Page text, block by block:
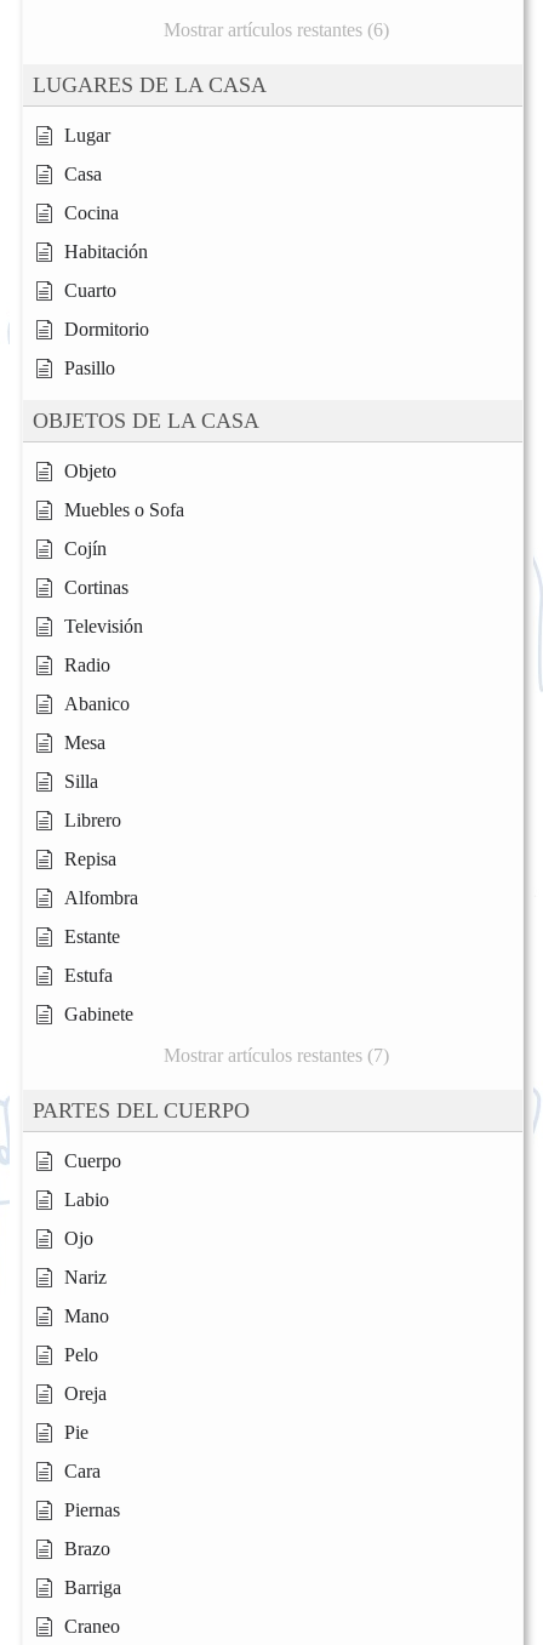
Mostrar artículos restantes (6)
LUGARES DE LA CASA
Lugar
Casa
Cocina
Habitación
Cuarto
Dormitorio
Pasillo
OBJETOS DE LA CASA
Objeto
Muebles o Sofa
Cojín
Cortinas
Televisión
Radio
Abanico
Mesa
Silla
Librero
Repisa
Alfombra
Estante
Estufa
Gabinete
Mostrar artículos restantes (7)
PARTES DEL CUERPO
Cuerpo
Labio
Ojo
Nariz
Mano
Pelo
Oreja
Pie
Cara
Piernas
Brazo
Barriga
Craneo